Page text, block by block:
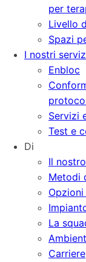
per
Livello
Spazi
I nostri
Enbloc
Servizi
Test e
Di
Il
Metodi
La
Carriere